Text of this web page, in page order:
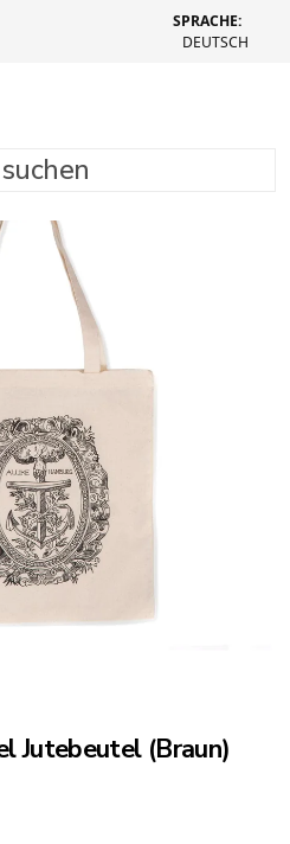
SPRACHE:
DEUTSCH
Jutebeutel (Braun)